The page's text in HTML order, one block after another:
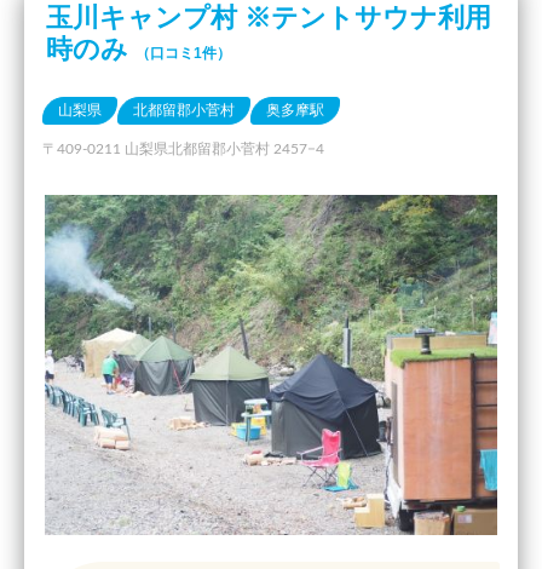
玉川キャンプ村 ※テントサウナ利用
時のみ
（口コミ1件）
山梨県 北都留郡小菅村 奥多摩駅
〒409-0211 山梨県北都留郡小菅村 2457−4